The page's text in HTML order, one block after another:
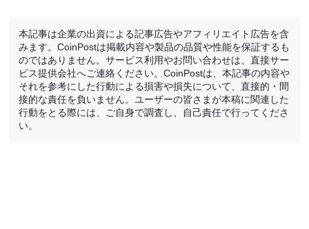
本記事は企業の出資による記事広告やアフィリエイト広告を含
みます。CoinPostは掲載内容や製品の品質や性能を保証するも
のではありません。サービス利用やお問い合わせは、直接サー
ビス提供会社へご連絡ください。CoinPostは、本記事の内容や
それを参考にした行動による損害や損失について、直接的・間
接的な責任を負いません。ユーザーの皆さまが本稿に関連した
行動をとる際には、ご自身で調査し、自己責任で行ってくださ
い。